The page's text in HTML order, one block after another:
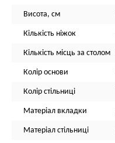
Висота, см
Кількість ніжок
Кількість місць за столом
Колір основи
Колір стільниці
Матеріал вкладки
Матеріал стільниці